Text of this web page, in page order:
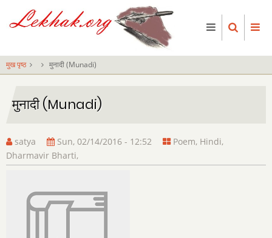
मुख पृष्ठ मुनादी (Munadi)
मुनादी (Munadi)
satya Sun, 02/14/2016 - 12:52 Poem, Hindi,
Dharmavir Bharti,